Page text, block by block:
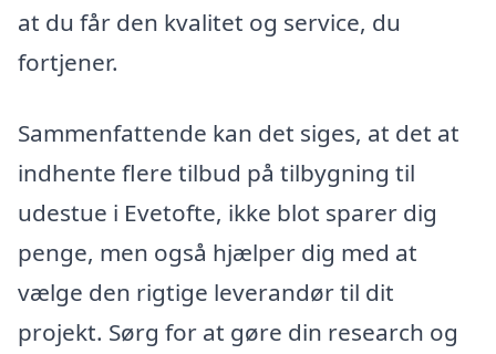
at du får den kvalitet og service, du
fortjener.
Sammenfattende kan det siges, at det at
indhente flere tilbud på tilbygning til
udestue i Evetofte, ikke blot sparer dig
penge, men også hjælper dig med at
vælge den rigtige leverandør til dit
projekt. Sørg for at gøre din research og